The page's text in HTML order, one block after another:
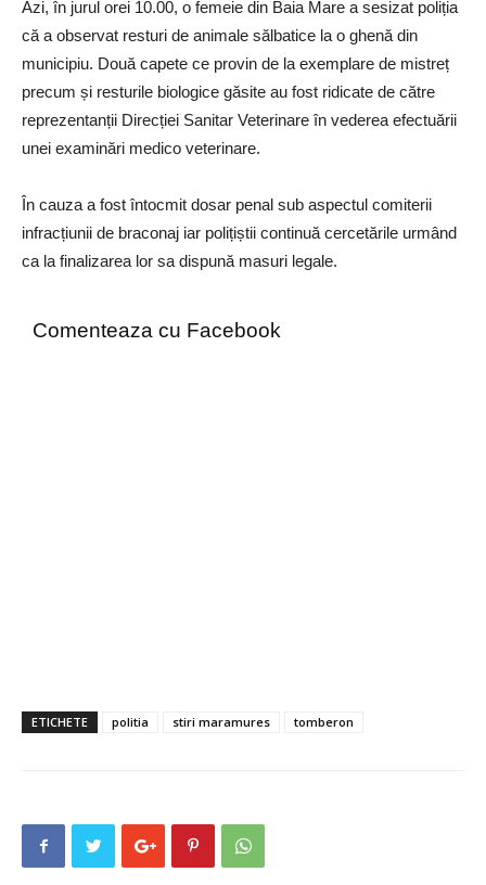
Azi, în jurul orei 10.00, o femeie din Baia Mare a sesizat poliția
că a observat resturi de animale sălbatice la o ghenă din
municipiu. Două capete ce provin de la exemplare de mistreț
precum și resturile biologice găsite au fost ridicate de către
reprezentanții Direcției Sanitar Veterinare în vederea efectuării
unei examinări medico veterinare.
În cauza a fost întocmit dosar penal sub aspectul comiterii
infracțiunii de braconaj iar polițiștii continuă cercetările urmând
ca la finalizarea lor sa dispună masuri legale.
Comenteaza cu Facebook
ETICHETE politia stiri maramures tomberon